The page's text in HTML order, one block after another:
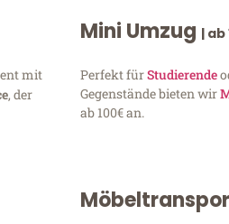
mit
, der
Mini Umzug | ab
Perfekt fürStudierende
Gegenstände bieten wir
ab 100€ an.